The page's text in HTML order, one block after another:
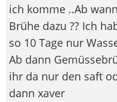
ich komme ..Ab
Brühe dazu ?? Ich
so 10 Tage nur
Ab dann
ihr da nur den saft
dann xaver